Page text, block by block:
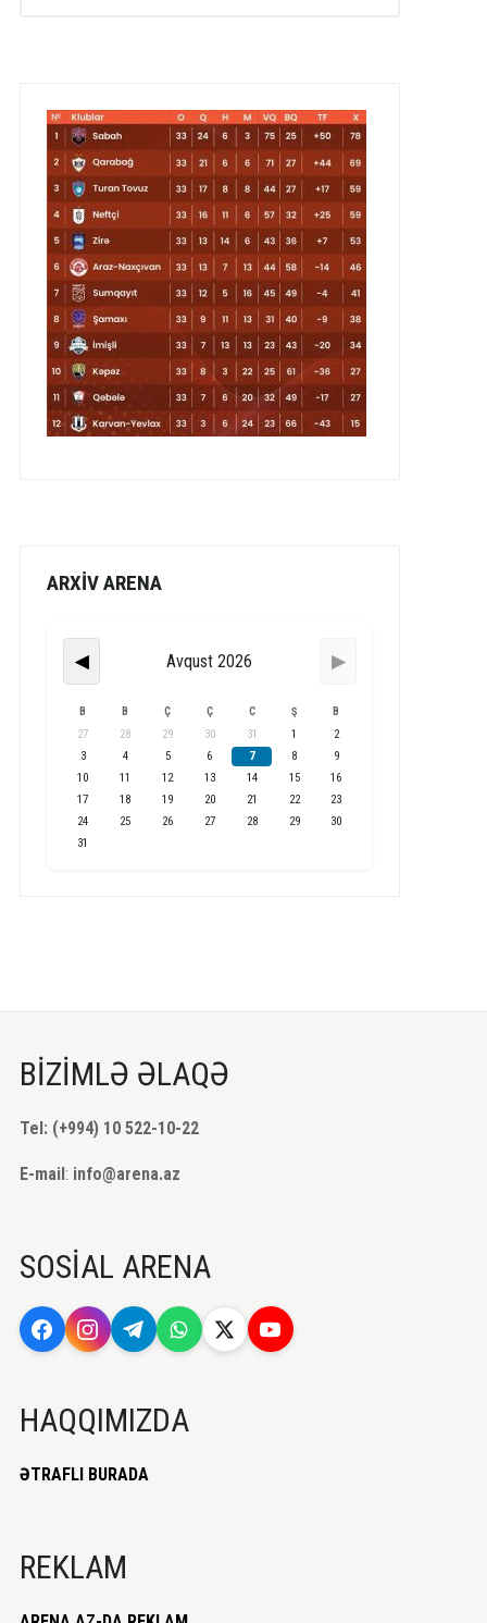
ARXİV ARENA
◀ Avqust 2026 ▶
B B Ç Ç C Ş B
27 28 29 30 31 1
2
3
4 5 6 7 8
9
10
11 12 13 14 15
16
17
18 19 20 21 22
23
24
25 26 27 28 29
30
31
BİZİMLƏ ƏLAQƏ
Tel: (+994) 10 522-10-22
E-mail: info@arena.az
SOSİAL ARENA
HAQQIMIZDA
ƏTRAFLI BURADA
REKLAM